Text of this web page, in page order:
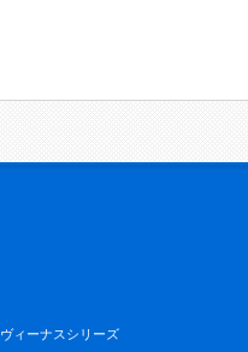
ヴィーナスシリーズ